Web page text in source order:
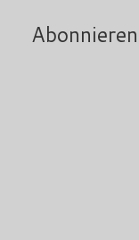
Abonnieren